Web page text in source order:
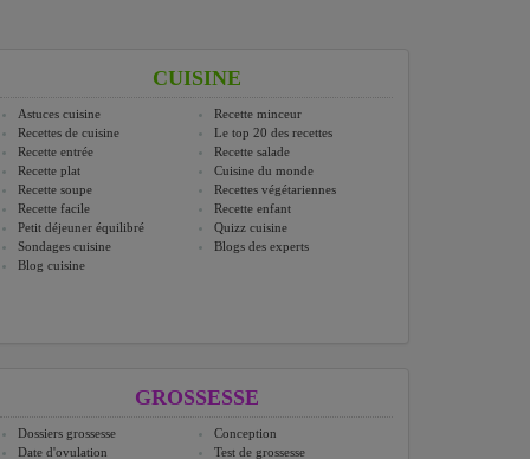
CUISINE
Astuces cuisine
Recette minceur
Recettes de cuisine
Le top 20 des recettes
Recette entrée
Recette salade
Recette plat
Cuisine du monde
Recette soupe
Recettes végétariennes
Recette facile
Recette enfant
Petit déjeuner équilibré
Quizz cuisine
Sondages cuisine
Blogs des experts
Blog cuisine
GROSSESSE
Dossiers grossesse
Conception
Date d'ovulation
Test de grossesse